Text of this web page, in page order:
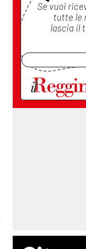
Se vuoi
tutte le
lascia il